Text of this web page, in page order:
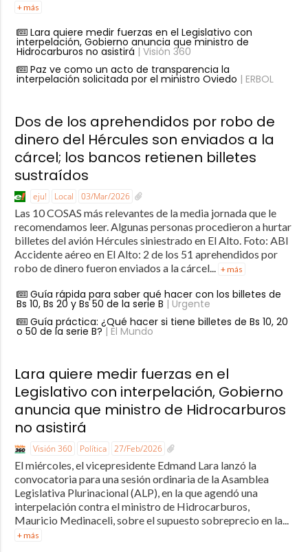
+ más
Lara quiere medir fuerzas en el Legislativo con
interpelación, Gobierno anuncia que ministro de
Hidrocarburos no asistirá | Visión 360
Paz ve como un acto de transparencia la
interpelación solicitada por el ministro Oviedo | ERBOL
Dos de los aprehendidos por robo de
dinero del Hércules son enviados a la
cárcel; los bancos retienen billetes
sustraídos
eju! Local 03/Mar/2026
Las 10 COSAS más relevantes de la media jornada que le
recomendamos leer. Algunas personas procedieron a hurtar
billetes del avión Hércules siniestrado en El Alto. Foto: ABI
Accidente aéreo en El Alto: 2 de los 51 aprehendidos por
robo de dinero fueron enviados a la cárcel... + más
Guía rápida para saber qué hacer con los billetes de
Bs 10, Bs 20 y Bs 50 de la serie B | Urgente
Guía práctica: ¿Qué hacer si tiene billetes de Bs 10, 20
o 50 de la serie B? | El Mundo
Lara quiere medir fuerzas en el
Legislativo con interpelación, Gobierno
anuncia que ministro de Hidrocarburos
no asistirá
Visión 360 Política 27/Feb/2026
El miércoles, el vicepresidente Edmand Lara lanzó la
convocatoria para una sesión ordinaria de la Asamblea
Legislativa Plurinacional (ALP), en la que agendó una
interpelación contra el ministro de Hidrocarburos,
Mauricio Medinaceli, sobre el supuesto sobreprecio en la...
+ más